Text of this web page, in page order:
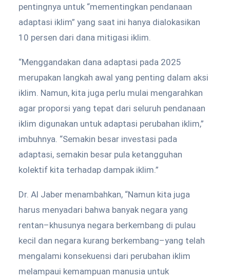
pentingnya untuk “mementingkan pendanaan
adaptasi iklim” yang saat ini hanya dialokasikan
10 persen dari dana mitigasi iklim.
“Menggandakan dana adaptasi pada 2025
merupakan langkah awal yang penting dalam aksi
iklim. Namun, kita juga perlu mulai mengarahkan
agar proporsi yang tepat dari seluruh pendanaan
iklim digunakan untuk adaptasi perubahan iklim,”
imbuhnya. “Semakin besar investasi pada
adaptasi, semakin besar pula ketangguhan
kolektif kita terhadap dampak iklim.”
Dr. Al Jaber menambahkan, “Namun kita juga
harus menyadari bahwa banyak negara yang
rentan–khusunya negara berkembang di pulau
kecil dan negara kurang berkembang–yang telah
mengalami konsekuensi dari perubahan iklim
melampaui kemampuan manusia untuk